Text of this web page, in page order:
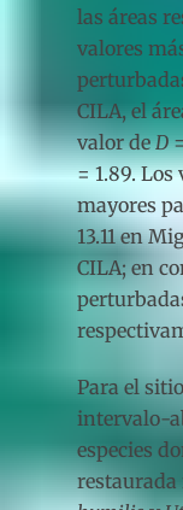
las áreas
valores
CILA, el
valor deD
= 1.89.
mayores
13.11 en
CILA; en
Para el
intervalo-
especies